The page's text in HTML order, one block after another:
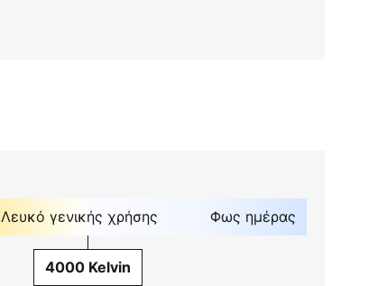
Λευκό γενικής χρήσης Φως ημέρας
4000 Kelvin